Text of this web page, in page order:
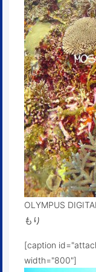
OLYMPUS
もり
[caption
width="800"]